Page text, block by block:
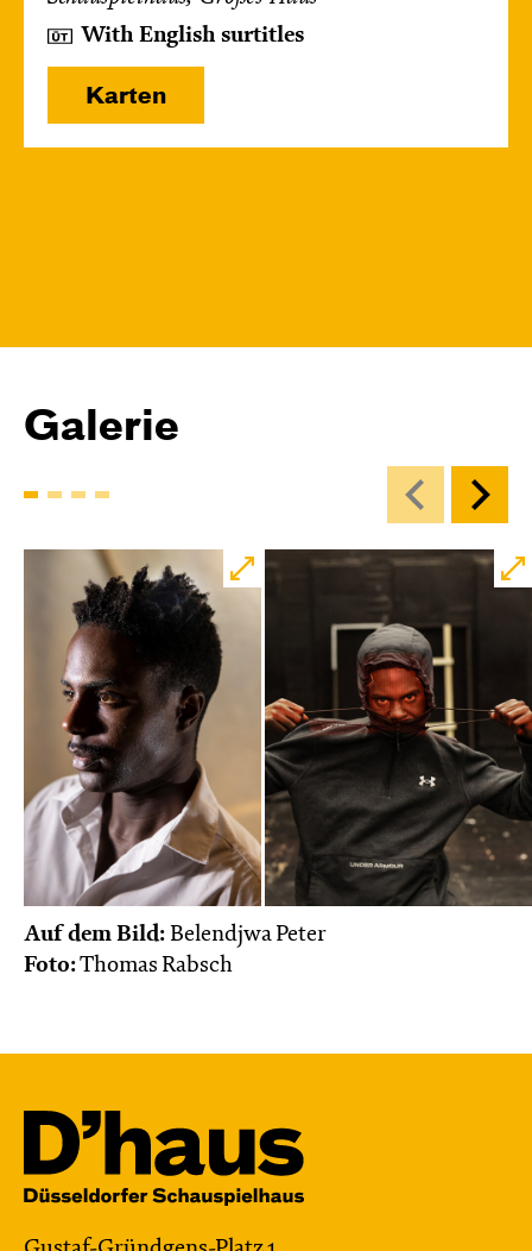
With English surtitles
Karten
Galerie
Auf dem Bild: Belendjwa Peter
Foto:Thomas Rabsch